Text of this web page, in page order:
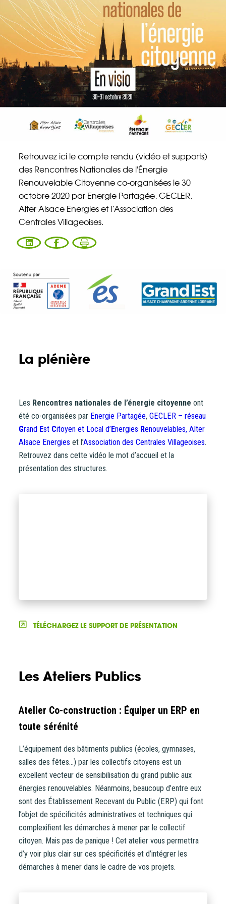
Énergie Partagée accompagne les initiatives
de production d'énergie renouvelable qui
associent les habitants et acteurs de leur
territoire.
ABONNEZ-VOUS À NOS NEWSLETTERS
Court-circuit EnRoute
Chaque mois, suivez l'actualité pour bien
comprendre les enjeux de l'énergie citoyenne, et
Votre email Valider
Retrouvez ici le compte rendu (vidéo et supports)
des Rencontres Nationales de l'Énergie
Renouvelable Citoyenne co-organisées le 30
octobre 2020 par Energie Partagée, GECLER,
Alter Alsace Energies et l’Association des
Centrales Villageoises.
La plénière
Les Rencontres nationales de l’énergie citoyenne ont
été co-organisées par Energie Partagée, GECLER – réseau
Grand Est Citoyen et Local d’Energies Renouvelables, Alter
Alsace Energies et l’Association des Centrales Villageoises.
Retrouvez dans cette vidéo le mot d’accueil et la
présentation des structures.
TÉLÉCHARGEZ LE SUPPORT DE PRÉSENTATION
Les Ateliers Publics
Atelier Co-construction : Équiper un ERP en
toute sérénité
L’équipement des bâtiments publics (écoles, gymnases,
salles des fêtes…) par les collectifs citoyens est un
excellent vecteur de sensibilisation du grand public aux
énergies renouvelables. Néanmoins, beaucoup d’entre eux
sont des Établissement Recevant du Public (ERP) qui font
l’objet de spécificités administratives et techniques qui
complexifient les démarches à mener par le collectif
citoyen. Mais pas de panique ! Cet atelier vous permettra
d’y voir plus clair sur ces spécificités et d’intégrer les
démarches à mener dans le cadre de vos projets.